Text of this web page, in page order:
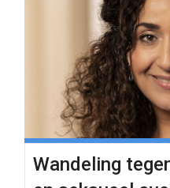
Wandeling